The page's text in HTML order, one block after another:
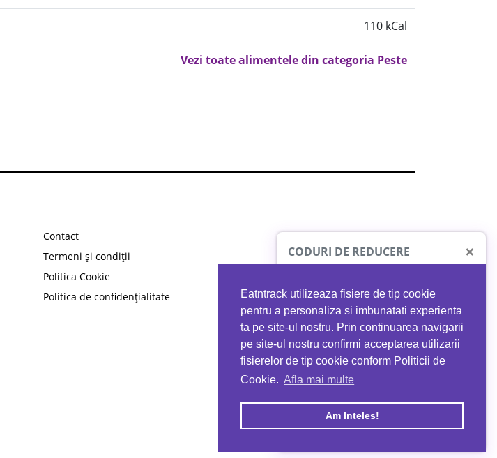
Eatntrack utilizeaza fisiere de tip cookie
pentru a personaliza si imbunatati experienta
ta pe site-ul nostru. Prin continuarea navigarii
pe site-ul nostru confirmi acceptarea utilizarii
fisierelor de tip cookie conform Politicii de
Cookie. Afla mai multe
Am Inteles!
110 kCal
Vezi toate alimentele din categoria Peste
Contact
Termeni și condiții
Politica Cookie
Politica de confidențialitate
CODURI DE REDUCERE ×
PROTO41
reducere la orice comandă
EATNTRACK
MYPROTEIN
Ai40%reducere la orice comandă
folosind codul EATTRACK